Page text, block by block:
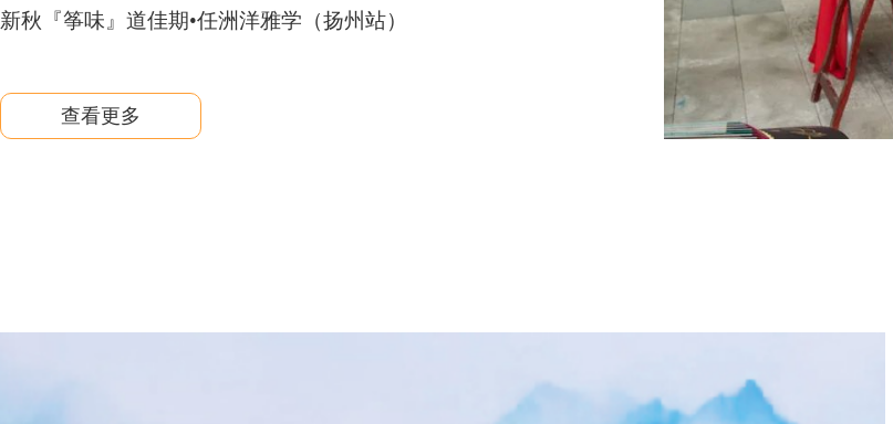
新秋『筝味』道佳期•任洲洋雅学（扬州站）
查看更多